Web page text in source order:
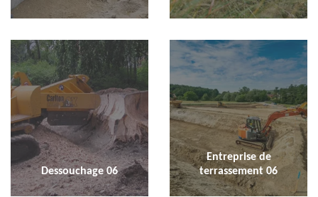
Dessouchage 06
Entreprise de
terrassement 06